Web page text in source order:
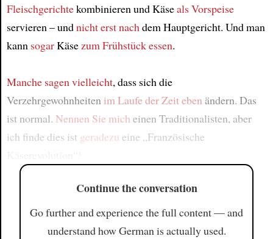
Fleischgerichtekombinieren und Käseals Vorspeise
servieren – undnicht erst nachdem Hauptgericht. Und man
kann sogarKäsezum Frühstück essen.
Manche sagen vielleicht, dass sich die
Verzehrgewohnheiten im Laufe der Zeitebenändern. Das
ist normal. Nennen Sie mich einen Traditionalisten, aber
ich finde dies ist geradezu eine „Französische
Continue the conversation
Go further and experience the full content — and
understand how German is actually used.